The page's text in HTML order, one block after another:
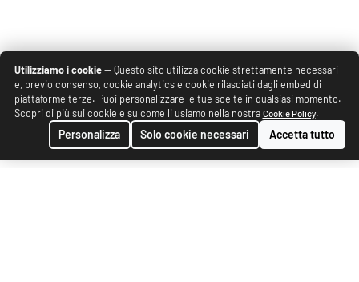
Utilizziamo i cookie— Questo sito utilizza cookie strettamente necessari
e, previo consenso, cookie analytics e cookie rilasciati dagli embed di
piattaforme terze. Puoi personalizzare le tue scelte in qualsiasi momento.
Scopri di più sui cookie e su come li usiamo nella nostra Cookie Policy.
Personalizza Solo cookie necessari Accetta tutto